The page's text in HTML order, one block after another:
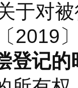
于对
2019
登记